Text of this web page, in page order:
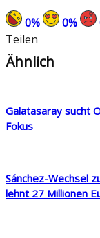
0% 0%
Teilen
Ähnlich
Galatasaray sucht
Fokus
Sánchez-Wechsel
lehnt 27 Millionen